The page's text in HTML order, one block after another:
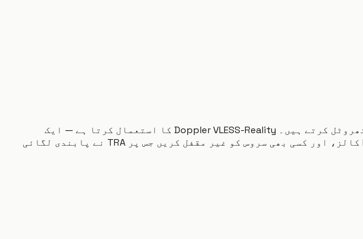
زیادہ تر VPN متحدہ عرب امارات میں ناکام ہیں کیونکہ Etisalat اور du انہیں ڈیٹیکٹ اور تھروٹل کرتے ہیں۔ Doppler VLESS-Reality کا استعمال کرتا ہے — ایک
پروٹوکول جو عام HTTPS ٹریفک کی طرح لگتا ہے۔ WhatsApp صوتی کالز، FaceTime، Telegram کالز، اور کسی بھی سروس کو غیر مقفل کریں جس پر TRA نے پابندی لگائی